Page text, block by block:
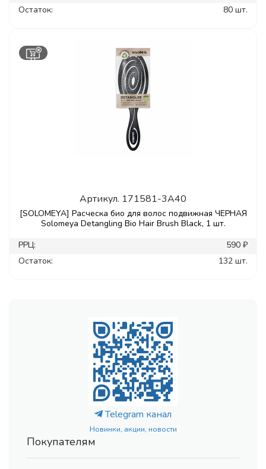
Остаток:
80 шт.
Артикул. 171581-3A40
[SOLOMEYA] Расческа био для волос подвижная ЧЕРНАЯ
Solomeya Detangling Bio Hair Brush Black, 1 шт.
РРЦ:
590 ₽
Остаток:
132 шт.
Telegram канал
Новинки, акции, новости
Покупателям